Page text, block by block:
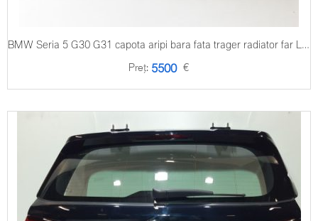
BMW Seria 5 G30 G31 capota aripi bara fata trager radiator far LED
Preț: 5500 €